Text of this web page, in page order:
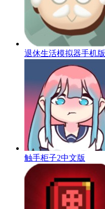
退休生活模拟器手机版
触手柜子2中文版